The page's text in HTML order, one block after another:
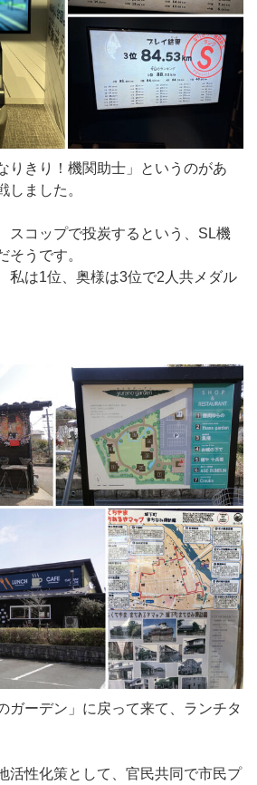
りきり！機関助士」というのがあ
しました。
スコップで投炭するという、SL機
そうです。
私は1位、奥様は3位で2人共メダル
ガーデン」に戻って来て、ランチタ
活性化策として、官民共同で市民プ